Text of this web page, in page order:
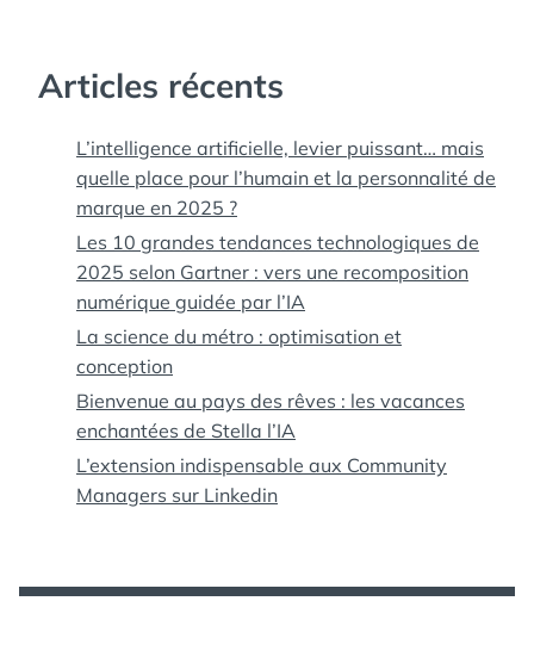
Articles récents
L’intelligence artificielle, levier puissant… mais
quelle place pour l’humain et la personnalité de
marque en 2025 ?
Les 10 grandes tendances technologiques de
2025 selon Gartner : vers une recomposition
numérique guidée par l’IA
La science du métro : optimisation et
conception
Bienvenue au pays des rêves : les vacances
enchantées de Stella l’IA
L’extension indispensable aux Community
Managers sur Linkedin